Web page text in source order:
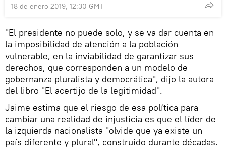
18 de enero 2019, 12:30 GMT
"El presidente no puede solo, y se va dar cuenta en
la imposibilidad de atención a la población
vulnerable, en la inviabilidad de garantizar sus
derechos, que corresponden a un modelo de
gobernanza pluralista y democrática", dijo la autora
del libro "El acertijo de la legitimidad".
Jaime estima que el riesgo de esa política para
cambiar una realidad de injusticia es que el líder de
la izquierda nacionalista "olvide que ya existe un
país diferente y plural", construido durante décadas.